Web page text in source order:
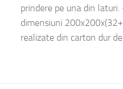
prindere pe una din
dimensiuni
realizate din carton dur